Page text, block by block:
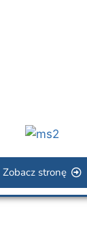
Zobacz stronę